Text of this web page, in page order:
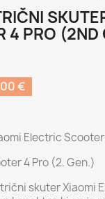
4 PRO (2ND
€
Electric
4 Pro (2. Gen.)
skuter Xiaomi